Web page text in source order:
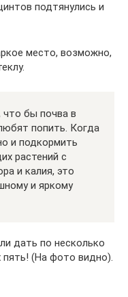
подтянулись и
место, возможно,
что бы почва в
попить. Когда
и подкормить
растений с
и калия, это
и яркому
дать по несколько
(На фото видно).